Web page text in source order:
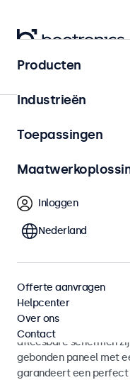
Outdoor
Outdoor
Weersbestendige
voor zowel binnen- als
afleesbare schermen
gebonden paneel met
garandeert een
Producten
Industrieën
Toepassingen
Inloggen
Nederland
Offerte aanvragen
Helpcenter
Over ons
Contact